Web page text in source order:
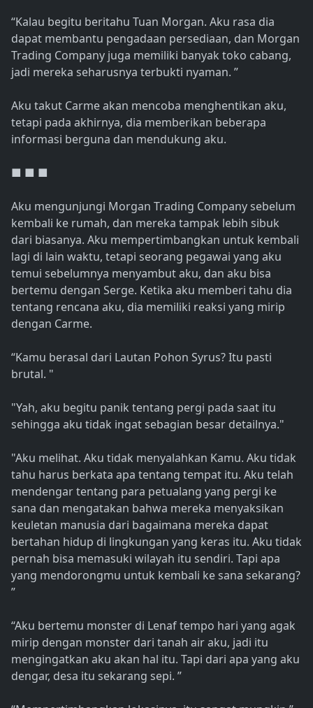
“Kalau begitu beritahu Tuan Morgan. Aku rasa dia
dapat membantu pengadaan persediaan, dan Morgan
Trading Company juga memiliki banyak toko cabang,
jadi mereka seharusnya terbukti nyaman. ”
Aku takut Carme akan mencoba menghentikan aku,
tetapi pada akhirnya, dia memberikan beberapa
informasi berguna dan mendukung aku.
■ ■ ■
Aku mengunjungi Morgan Trading Company sebelum
kembali ke rumah, dan mereka tampak lebih sibuk
dari biasanya. Aku mempertimbangkan untuk kembali
lagi di lain waktu, tetapi seorang pegawai yang aku
temui sebelumnya menyambut aku, dan aku bisa
bertemu dengan Serge. Ketika aku memberi tahu dia
tentang rencana aku, dia memiliki reaksi yang mirip
dengan Carme.
“Kamu berasal dari Lautan Pohon Syrus? Itu pasti
brutal. "
"Yah, aku begitu panik tentang pergi pada saat itu
sehingga aku tidak ingat sebagian besar detailnya."
"Aku melihat. Aku tidak menyalahkan Kamu. Aku tidak
tahu harus berkata apa tentang tempat itu. Aku telah
mendengar tentang para petualang yang pergi ke
sana dan mengatakan bahwa mereka menyaksikan
keuletan manusia dari bagaimana mereka dapat
bertahan hidup di lingkungan yang keras itu. Aku tidak
pernah bisa memasuki wilayah itu sendiri. Tapi apa
yang mendorongmu untuk kembali ke sana sekarang?
”
“Aku bertemu monster di Lenaf tempo hari yang agak
mirip dengan monster dari tanah air aku, jadi itu
mengingatkan aku akan hal itu. Tapi dari apa yang aku
dengar, desa itu sekarang sepi. ”